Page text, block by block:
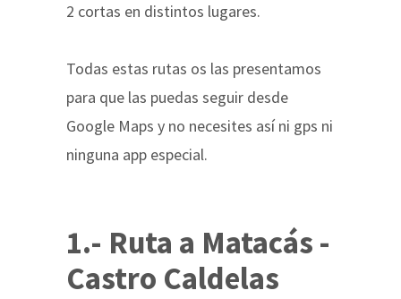
2 cortas en distintos lugares.
Todas estas rutas os las presentamos
para que las puedas seguir desde
Google Maps y no necesites así ni gps ni
ninguna app especial.
1.- Ruta a Matacás -
Castro Caldelas